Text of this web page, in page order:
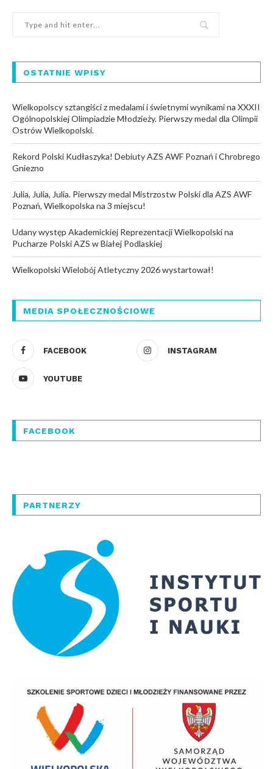
OSTATNIE WPISY
Wielkopolscy sztangiści z medalami i świetnymi wynikami na XXXII
Ogólnopolskiej Olimpiadzie Młodzieży. Pierwszy medal dla Olimpii
Ostrów Wielkopolski.
Rekord Polski Kudłaszyka! Debiuty AZS AWF Poznań i Chrobrego
Gniezno
Julia, Julia, Julia. Pierwszy medal Mistrzostw Polski dla AZS AWF
Poznań, Wielkopolska na 3 miejscu!
Udany występ Akademickiej Reprezentacji Wielkopolski na
Pucharze Polski AZS w Białej Podlaskiej
Wielkopolski Wielobój Atletyczny 2026 wystartował!
MEDIA SPOŁECZNOŚCIOWE
FACEBOOK INSTAGRAM
YOUTUBE
FACEBOOK
PARTNERZY